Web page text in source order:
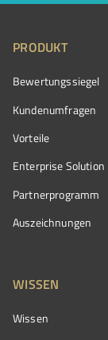
PRODUKT
Bewertungssiegel
Kundenumfragen
Vorteile
Enterprise Solution
Partnerprogramm
Auszeichnungen
WISSEN
Wissen